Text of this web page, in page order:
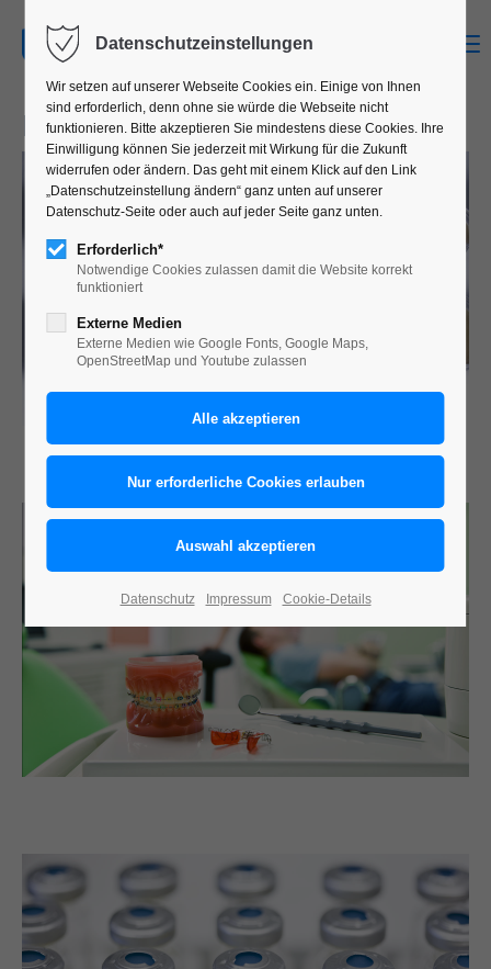
LABOR
Datenschutzeinstellungen
Wir setzen auf unserer Webseite Cookies ein. Einige von Ihnen
sind erforderlich, denn ohne sie würde die Webseite nicht
funktionieren. Bitte akzeptieren Sie mindestens diese Cookies. Ihre
Einwilligung können Sie jederzeit mit Wirkung für die Zukunft
widerrufen oder ändern. Das geht mit einem Klick auf den Link
„Datenschutzeinstellung ändern“ ganz unten auf unserer
Datenschutz-Seite oder auch auf jeder Seite ganz unten.
Erforderlich*
Notwendige Cookies zulassen damit die Website korrekt
funktioniert
Externe Medien
Externe Medien wie Google Fonts, Google Maps,
OpenStreetMap und Youtube zulassen
Datenschutz Impressum Cookie-Details